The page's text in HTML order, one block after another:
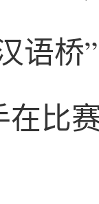
语
在比